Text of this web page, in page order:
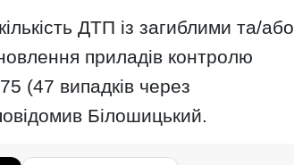
ДТП із загиблими та/або
приладів контролю
(47 випадків через
Білошицький.